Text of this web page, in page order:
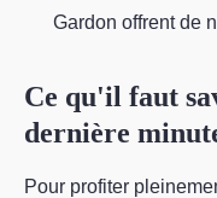
Gardon offrent de
Ce qu'il faut
dernière
Pour profiter